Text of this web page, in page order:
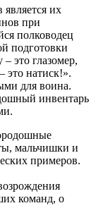
их
при
полководец
подготовки
это глазомер,
это натиск!».
для воина.
инвентарь
мальчишки и
примеров.
команд, о